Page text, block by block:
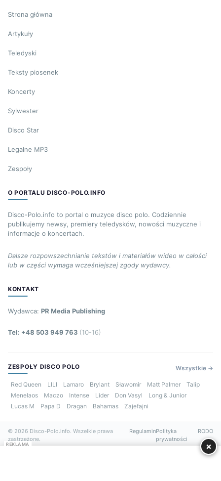
Strona główna
Artykuły
Teledyski
Teksty piosenek
Koncerty
Sylwester
Disco Star
Legalne MP3
Zespoły
O PORTALU DISCO-POLO.INFO
Disco-Polo.info to portal o muzyce disco polo. Codziennie
publikujemy newsy, premiery teledysków, nowości muzyczne i
informacje o koncertach.
Dalsze rozpowszechnianie tekstów i materiałów wideo w całości
lub w części wymaga wcześniejszej zgody wydawcy.
KONTAKT
Wydawca: PR Media Publishing
Tel: +48 503 949 763 (10-16)
ZESPOŁY DISCO POLO Wszystkie →
Red Queen LILI Lamaro Brylant Sławomir Matt Palmer
Talip
Menelaos
Maczo Intense Lider Don Vasyl
Long & Junior
Lucas M
Papa D Dragan Bahamas Zajefajni
© 2026 Disco-Polo.info. Wszelkie prawa
zastrzeżone.
RegulaminPolityka
prywatności
RODO
REKLAMA ×